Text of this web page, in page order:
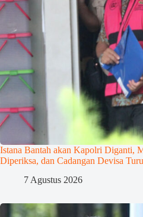
Istana Bantah akan Kapolri Diganti,
Diperiksa, dan Cadangan Devisa
7 Agustus 2026